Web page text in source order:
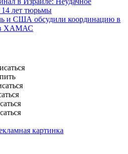
лет тюрьмы
и США обсудили координацию в
ХАМАС